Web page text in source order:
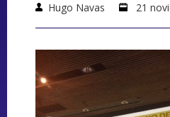
Hugo Navas 21